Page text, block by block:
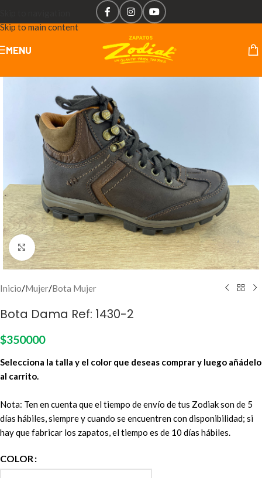
Skip to main content
MENU
Click to enlarge
Inicio/Mujer/Bota Mujer
Bota Dama Ref: 1430-2
$350000
Selecciona la talla y el color que deseas comprar y luego añádelo
al carrito.
Nota: Ten en cuenta que el tiempo de envío de tus Zodiak son de 5
días hábiles, siempre y cuando se encuentren con disponibilidad; si
hay que fabricar los zapatos, el tiempo es de 10 días hábiles.
COLOR